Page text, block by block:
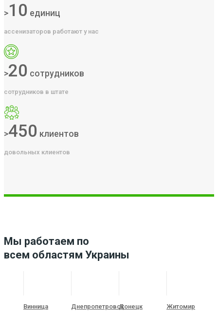
>10 единиц
ассенизаторов работают у нас
>20 сотрудников
сотрудников в штате
>450 клиентов
довольных клиентов
Мы работаем по
всем областям Украины
Винница ДнепропетровскДонецк Житомир